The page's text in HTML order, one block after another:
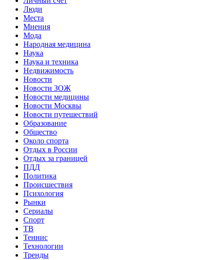
Люди
Места
Мнения
Мода
Народная медицина
Наука
Наука и техника
Недвижимость
Новости
Новости ЗОЖ
Новости медицины
Новости Москвы
Новости путешествий
Образование
Общество
Около спорта
Отдых в России
Отдых за границей
ПДД
Политика
Происшествия
Психология
Рынки
Сериалы
Спорт
ТВ
Теннис
Технологии
Тренды